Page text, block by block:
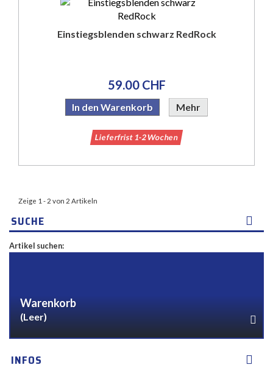
Einstiegsblenden schwarz RedRock
59.00 CHF
In den Warenkorb Mehr
Lieferfrist 1-2 Wochen
Zeige 1 - 2 von 2 Artikeln
SUCHE
Artikel suchen:
Warenkorb
(Leer)
INFOS